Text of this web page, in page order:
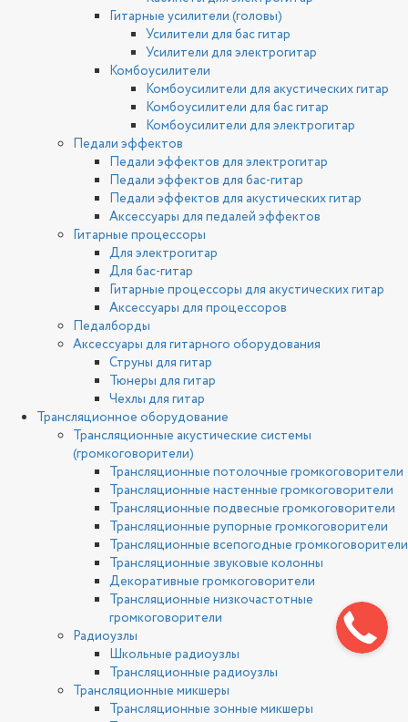
Гитарные усилители (головы)
Усилители для бас гитар
Усилители для электрогитар
Комбоусилители
Комбоусилители для акустических гитар
Комбоусилители для бас гитар
Комбоусилители для электрогитар
Педали эффектов
Педали эффектов для электрогитар
Педали эффектов для бас-гитар
Педали эффектов для акустических гитар
Аксессуары для педалей эффектов
Гитарные процессоры
Для электрогитар
Для бас-гитар
Гитарные процессоры для акустических гитар
Аксессуары для процессоров
Педалборды
Аксессуары для гитарного оборудования
Струны для гитар
Тюнеры для гитар
Чехлы для гитар
Трансляционное оборудование
Трансляционные акустические системы
(громкоговорители)
Трансляционные потолочные громкоговорители
Трансляционные настенные громкоговорители
Трансляционные подвесные громкоговорители
Трансляционные рупорные громкоговорители
Трансляционные всепогодные громкоговорители
Трансляционные звуковые колонны
Декоративные громкоговорители
Трансляционные низкочастотные
громкоговорители
Радиоузлы
Школьные радиоузлы
Трансляционные радиоузлы
Трансляционные микшеры
Трансляционные зонные микшеры